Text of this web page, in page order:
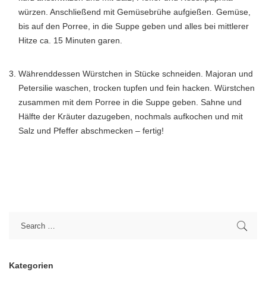
würzen. Anschließend mit Gemüsebrühe aufgießen. Gemüse,
bis auf den Porree, in die Suppe geben und alles bei mittlerer
Hitze ca. 15 Minuten garen.
Währenddessen Würstchen in Stücke schneiden. Majoran und
Petersilie waschen, trocken tupfen und fein hacken. Würstchen
zusammen mit dem Porree in die Suppe geben. Sahne und
Hälfte der Kräuter dazugeben, nochmals aufkochen und mit
Salz und Pfeffer abschmecken – fertig!
Kategorien